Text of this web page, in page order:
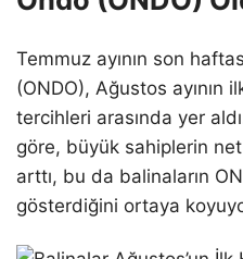
Temmuz ayının son
(ONDO), Ağustos ayının
tercihleri arasında yer
göre, büyük sahiplerin net
arttı, bu da balinaların
gösterdiğini ortaya